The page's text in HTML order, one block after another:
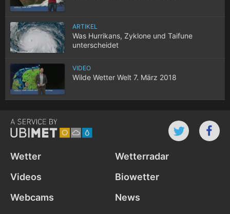
ARTIKEL
Was Hurrikans, Zyklone und Taifune
unterscheidet
VIDEO
Wilde Wetter Welt 7. März 2018
Wetter
Wetterradar
Videos
Biowetter
Webcams
News